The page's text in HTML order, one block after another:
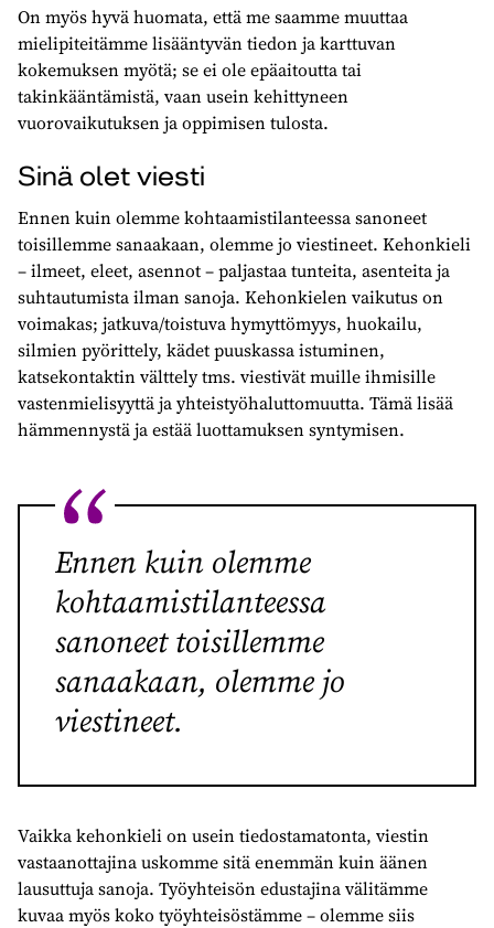
On myös hyvä huomata, että me saamme muuttaa
mielipiteitämme lisääntyvän tiedon ja karttuvan
kokemuksen myötä; se ei ole epäaitoutta tai
takinkääntämistä, vaan usein kehittyneen
vuorovaikutuksen ja oppimisen tulosta.
Sinä olet viesti
Ennen kuin olemme kohtaamistilanteessa sanoneet
toisillemme sanaakaan, olemme jo viestineet. Kehonkieli
– ilmeet, eleet, asennot – paljastaa tunteita, asenteita ja
suhtautumista ilman sanoja. Kehonkielen vaikutus on
voimakas; jatkuva/toistuva hymyttömyys, huokailu,
silmien pyörittely, kädet puuskassa istuminen,
katsekontaktin välttely tms. viestivät muille ihmisille
vastenmielisyyttä ja yhteistyöhaluttomuutta. Tämä lisää
hämmennystä ja estää luottamuksen syntymisen.
Ennen kuin olemme
kohtaamistilanteessa
sanoneet toisillemme
sanaakaan, olemme jo
viestineet.
Vaikka kehonkieli on usein tiedostamatonta, viestin
vastaanottajina uskomme sitä enemmän kuin äänen
lausuttuja sanoja. Työyhteisön edustajina välitämme
kuvaa myös koko työyhteisöstämme – olemme siis